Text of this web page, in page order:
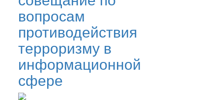
вопросам
противодействия
терроризму в
информационной
сфере